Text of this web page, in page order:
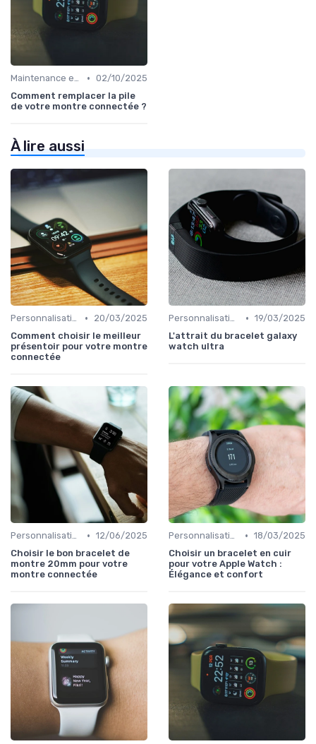
Maintenance et Mises à Jour • 02/10/2025
Comment remplacer la pile
de votre montre connectée ?
À lire aussi
Personnalisation avec des Bracelets •
20/03/2025
Comment choisir le meilleur
présentoir pour votre montre
connectée
Personnalisation avec des Bracelets • 19/03/2025
L'attrait du bracelet galaxy
watch ultra
Personnalisation avec des Bracelets • 12/06/2025
Choisir le bon bracelet de
montre 20mm pour votre
montre connectée
Personnalisation avec des Bracelets • 18/03/2025
Choisir un bracelet en cuir
pour votre Apple Watch :
Élégance et confort